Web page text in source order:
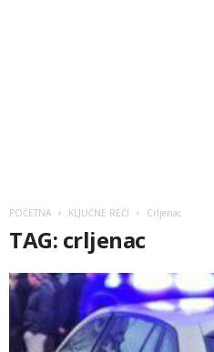
POČETNA KLJUČNE REČI Crljenac
TAG: crljenac